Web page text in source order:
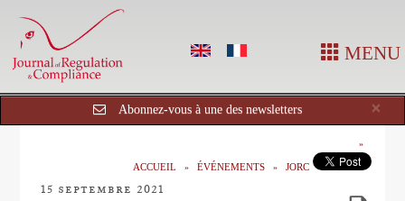
MENU
×
Abonnez-vous à une des newsletters
ACCUEIL ÉVÉNEMENTS JORC
15 septembre 2021